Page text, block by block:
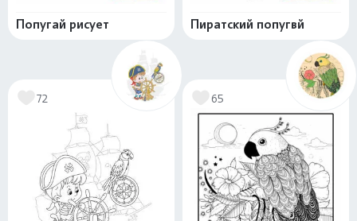
Попугай рисует Пиратский попугвй
72 65